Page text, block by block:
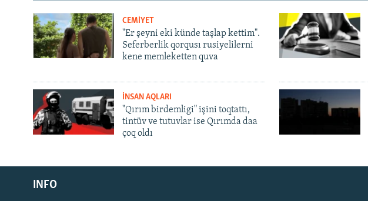
Русский
Українською
CEMİYET
"Er şeyni eki künde taşlap kettim".
Seferberlik qorqusı rusiyelilerni
kene memleketten quva
İNSAN AQLARI
"Qırım birdemligi" işini toqtattı,
tintüv ve tutuvlar ise Qırımda daa
çoq oldı
INFO